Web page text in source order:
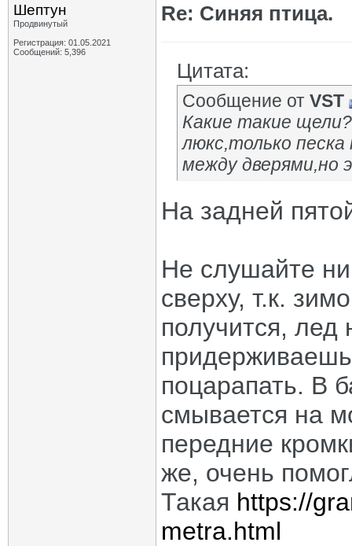
Шептун
Продвинутый
Регистрация: 01.05.2021
Сообщений: 5,396
Re: Синяя птица.
Цитата:
Сообщение от VST
Какие такие
люкс,только
между дверями,но
На задней
Не слушайте
сверху, т.к.
получится, лед
поцарапать. В
смывается на
передние
же, очень
Такая https://
metra.html